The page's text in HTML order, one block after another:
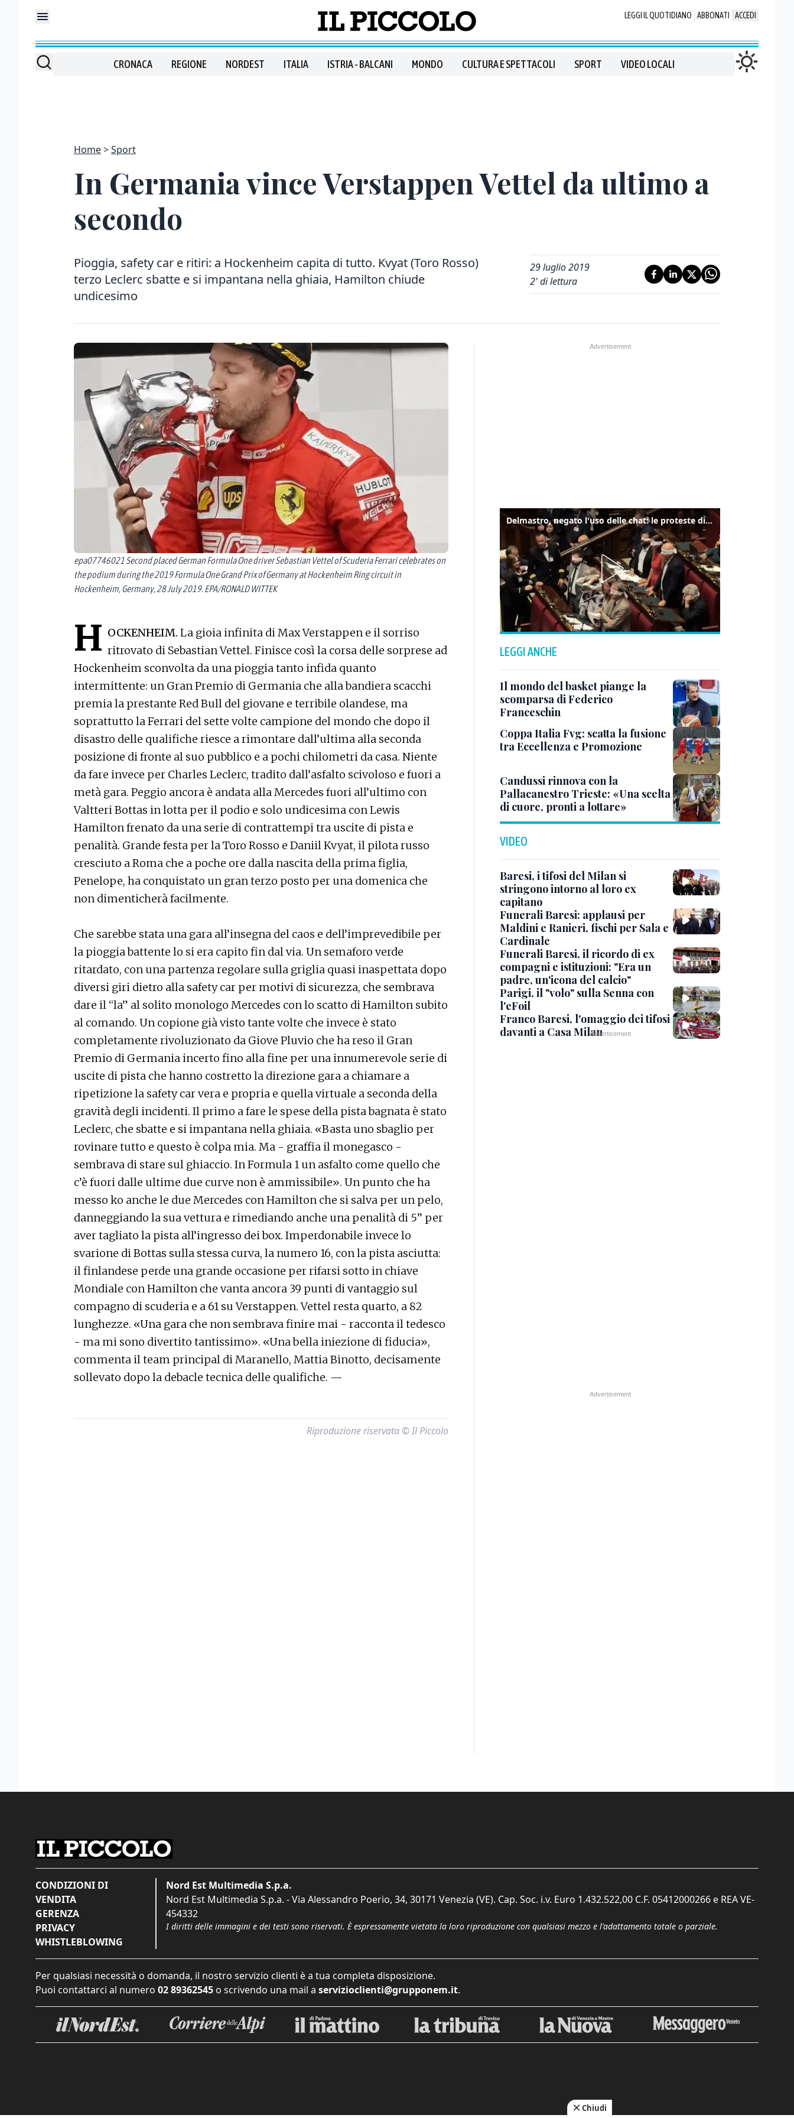
LEGGI IL QUOTIDIANO ABBONATI ACCEDI
CRONACA REGIONE NORDEST ITALIA ISTRIA - BALCANI MONDO CULTURA E SPETTACOLI SPORT VIDEO LOCALI
Home Sport
In Germania vince Verstappen Vettel da ultimo a
secondo
Pioggia, safety car e ritiri: a Hockenheim capita di tutto. Kvyat (Toro Rosso)
terzo Leclerc sbatte e si impantana nella ghiaia, Hamilton chiude
undicesimo
29 luglio 2019
2' di lettura
epa07746021 Second placed German Formula One driver Sebastian Vettel of Scuderia Ferrari celebrates on
the podium during the 2019 Formula One Grand Prix of Germany at Hockenheim Ring circuit in
Hockenheim, Germany, 28 July 2019. EPA/RONALD WITTEK
H OCKENHEIM. La gioia infinita di Max Verstappen e il sorriso
ritrovato di Sebastian Vettel. Finisce così la corsa delle sorprese ad
Hockenheim sconvolta da una pioggia tanto infida quanto
intermittente: un Gran Premio di Germania che alla bandiera scacchi
premia la prestante Red Bull del giovane e terribile olandese, ma
soprattutto la Ferrari del sette volte campione del mondo che dopo il
disastro delle qualifiche riesce a rimontare dall’ultima alla seconda
posizione di fronte al suo pubblico e a pochi chilometri da casa. Niente
da fare invece per Charles Leclerc, tradito dall’asfalto scivoloso e fuori a
metà gara. Peggio ancora è andata alla Mercedes fuori all’ultimo con
Valtteri Bottas in lotta per il podio e solo undicesima con Lewis
Hamilton frenato da una serie di contrattempi tra uscite di pista e
penalità. Grande festa per la Toro Rosso e Daniil Kvyat, il pilota russo
cresciuto a Roma che a poche ore dalla nascita della prima figlia,
Penelope, ha conquistato un gran terzo posto per una domenica che
non dimenticherà facilmente.
Che sarebbe stata una gara all’insegna del caos e dell’imprevedibile per
la pioggia battente lo si era capito fin dal via. Un semaforo verde
ritardato, con una partenza regolare sulla griglia quasi inaspettata dopo
diversi giri dietro alla safety car per motivi di sicurezza, che sembrava
dare il “la” al solito monologo Mercedes con lo scatto di Hamilton subito
al comando. Un copione già visto tante volte che invece è stato
completamente rivoluzionato da Giove Pluvio che ha reso il Gran
Premio di Germania incerto fino alla fine per una innumerevole serie di
uscite di pista che hanno costretto la direzione gara a chiamare a
ripetizione la safety car vera e propria e quella virtuale a seconda della
gravità degli incidenti. Il primo a fare le spese della pista bagnata è stato
Leclerc, che sbatte e si impantana nella ghiaia. «Basta uno sbaglio per
rovinare tutto e questo è colpa mia. Ma - graffia il monegasco -
sembrava di stare sul ghiaccio. In Formula 1 un asfalto come quello che
c’è fuori dalle ultime due curve non è ammissibile». Un punto che ha
messo ko anche le due Mercedes con Hamilton che si salva per un pelo,
danneggiando la sua vettura e rimediando anche una penalità di 5’’ per
aver tagliato la pista all’ingresso dei box. Imperdonabile invece lo
svarione di Bottas sulla stessa curva, la numero 16, con la pista asciutta:
il finlandese perde una grande occasione per rifarsi sotto in chiave
Mondiale con Hamilton che vanta ancora 39 punti di vantaggio sul
compagno di scuderia e a 61 su Verstappen. Vettel resta quarto, a 82
lunghezze. «Una gara che non sembrava finire mai - racconta il tedesco
- ma mi sono divertito tantissimo». «Una bella iniezione di fiducia»,
commenta il team principal di Maranello, Mattia Binotto, decisamente
sollevato dopo la debacle tecnica delle qualifiche. —
Riproduzione riservata © Il Piccolo
Delmastro, negato l'uso delle chat: le proteste di Avs e M5s
LEGGI ANCHE
Il mondo del basket piange la
scomparsa di Federico
Franceschin
Coppa Italia Fvg: scatta la fusione
tra Eccellenza e Promozione
Candussi rinnova con la
Pallacanestro Trieste: «Una scelta
di cuore, pronti a lottare»
VIDEO
Baresi, i tifosi del Milan si
stringono intorno al loro ex
capitano
Funerali Baresi: applausi per
Maldini e Ranieri, fischi per Sala e
Cardinale
Funerali Baresi, il ricordo di ex
compagni e istituzioni: "Era un
padre, un'icona del calcio"
Parigi, il "volo" sulla Senna con
l'eFoil
Franco Baresi, l'omaggio dei tifosi
davanti a Casa Milan
CONDIZIONI DI
VENDITA
GERENZA
PRIVACY
WHISTLEBLOWING
Nord Est Multimedia S.p.a.
Nord Est Multimedia S.p.a. - Via Alessandro Poerio, 34, 30171 Venezia (VE). Cap. Soc. i.v. Euro 1.432.522,00 C.F. 05412000266 e REA VE-
454332
I diritti delle immagini e dei testi sono riservati. È espressamente vietata la loro riproduzione con qualsiasi mezzo e l'adattamento totale o parziale.
Per qualsiasi necessità o domanda, il nostro servizio clienti è a tua completa disposizione.
Puoi contattarci al numero 02 89362545 o scrivendo una mail a servizioclienti@grupponem.it.
Chiudi